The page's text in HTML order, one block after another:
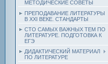
МЕТОДИЧЕСКИЕ СОВЕТЫ
ПРЕПОДАВАНИЕ ЛИТЕРАТУРЫ
В XXI ВЕКЕ. СТАНДАРТЫ
СТО САМЫХ ВАЖНЫХ ТЕМ ПО
ЛИТЕРАТУРЕ. ПОДГОТОВКА К
ЕГЭ
ДИДАКТИЧЕСКИЙ МАТЕРИАЛ
ПО ЛИТЕРАТУРЕ